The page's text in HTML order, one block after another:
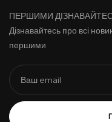
ПЕРШИМИ
Дізнавайтесь про всі
першими